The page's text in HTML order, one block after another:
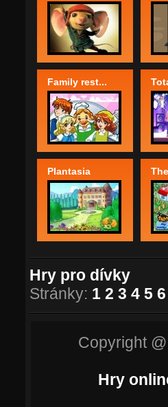
Family rest...
Plantasia
Hry pro dívky
Stránky: 1 2 3 4 5 6
Copyright
Hry